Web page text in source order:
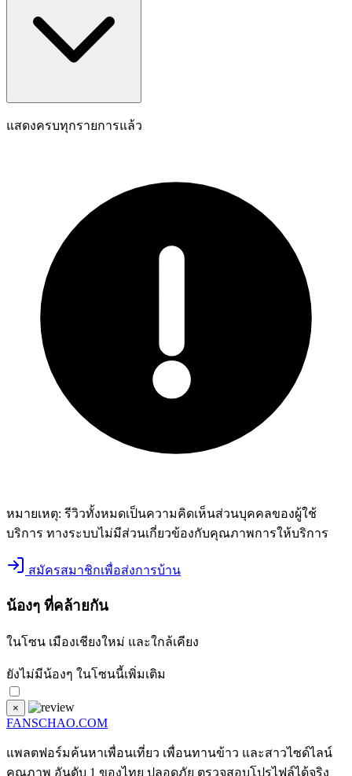
แสดงครบทุกรายการแล้ว
หมายเหตุ: รีวิวทั้งหมดเป็นความคิดเห็นส่วนบุคคลของผู้ใช้
บริการ ทางระบบไม่มีส่วนเกี่ยวข้องกับคุณภาพการให้บริการ
สมัครสมาชิกเพื่อส่งการบ้าน
น้องๆ ที่คล้ายกัน
ในโซน เมืองเชียงใหม่ และใกล้เคียง
ยังไม่มีน้องๆ ในโซนนี้เพิ่มเติม
×
FANSCHAO.COM
แพลตฟอร์มค้นหาเพื่อนเที่ยว เพื่อนทานข้าว และสาวไซด์ไลน์
คุณภาพ อันดับ 1 ของไทย ปลอดภัย ตรวจสอบโปรไฟล์ได้จริง